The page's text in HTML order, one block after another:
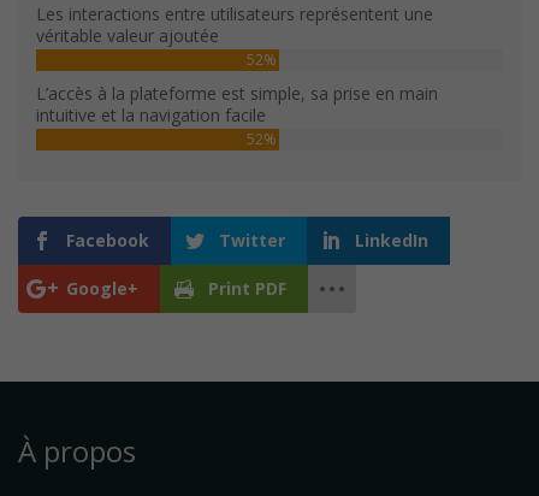
Les interactions entre utilisateurs représentent une
véritable valeur ajoutée
52%
L’accès à la plateforme est simple, sa prise en main
intuitive et la navigation facile
52%
Facebook Twitter LinkedIn
Google+ Print PDF
À propos